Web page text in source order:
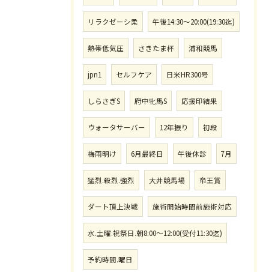
リラクゼーシ柔 午後14:30〜20:00(19:30迄)
熱帯低気圧 さきたま杯 浦和競馬
jpn1 セルフケア 日米HR300号
しらさぎS 府中牝馬S 応援印結果
ウォータサーバー 12年振り 初段
梅雨明け 6月最終日 午後休診 7月
猛烈.殺烈.強烈 大井競馬場 帝王賞
ダート頂上決戦 施術開始時間前施術対応
水.土曜.祝祭日.朝8:00〜12:00(受付11:30迄)
予約時間.曜日